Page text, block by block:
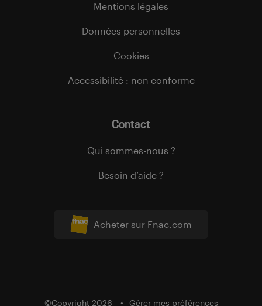
Acheter sur Fnac.com
Mentions légales
Données personnelles
Cookies
Accessibilité : non conforme
Contact
Qui sommes-nous ?
Besoin d’aide ?
©Copyright 2026 Gérer mes préférences